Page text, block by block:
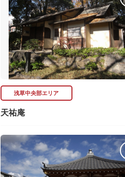
浅草中央部エリア
天祐庵